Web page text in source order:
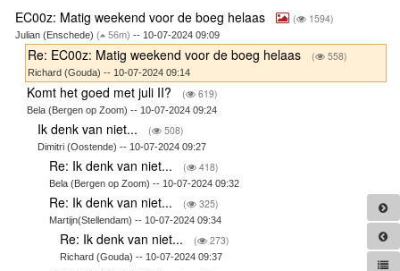
EC00z: Matig weekend voor de boeg helaas ( 1594)
Julian (Enschede) ( 56m) -- 10-07-2024 09:09
Re: EC00z: Matig weekend voor de boeg helaas ( 558)
Richard (Gouda) -- 10-07-2024 09:14
Komt het goed met juli II? ( 619)
Bela (Bergen op Zoom) -- 10-07-2024 09:24
Ik denk van niet... ( 508)
Dimitri (Oostende) -- 10-07-2024 09:27
Re: Ik denk van niet... ( 418)
Bela (Bergen op Zoom) -- 10-07-2024 09:32
Re: Ik denk van niet... ( 325)
Martijn(Stellendam) -- 10-07-2024 09:34
Re: Ik denk van niet... ( 273)
Richard (Gouda) -- 10-07-2024 09:37